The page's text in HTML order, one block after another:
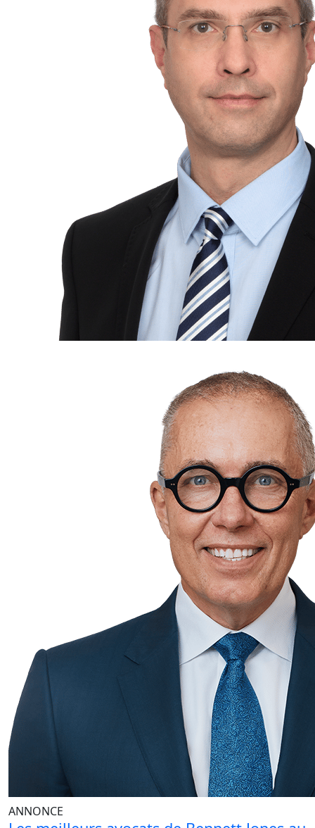
ANNONCE